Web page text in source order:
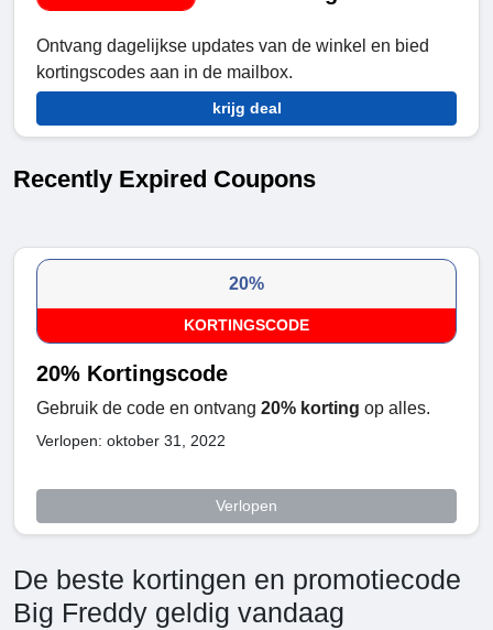
Ontvang dagelijkse updates van de winkel en bied
kortingscodes aan in de mailbox.
krijg deal
Recently Expired Coupons
20%
KORTINGSCODE
20% Kortingscode
Gebruik de code en ontvang 20% korting op alles.
Verlopen: oktober 31, 2022
Verlopen
De beste kortingen en promotiecode
Big Freddy geldig vandaag